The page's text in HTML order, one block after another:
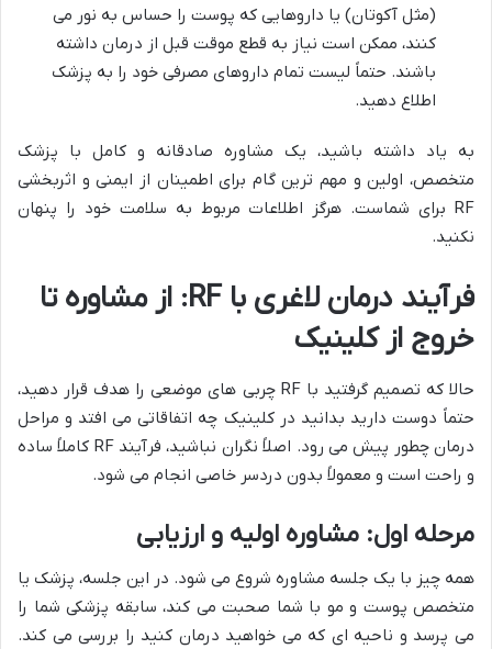
(مثل آکوتان) یا داروهایی که پوست را حساس به نور می
کنند، ممکن است نیاز به قطع موقت قبل از درمان داشته
باشند. حتماً لیست تمام داروهای مصرفی خود را به پزشک
اطلاع دهید.
به یاد داشته باشید، یک مشاوره صادقانه و کامل با پزشک
متخصص، اولین و مهم ترین گام برای اطمینان از ایمنی و اثربخشی
RF برای شماست. هرگز اطلاعات مربوط به سلامت خود را پنهان
نکنید.
فرآیند درمان لاغری با RF: از مشاوره تا
خروج از کلینیک
حالا که تصمیم گرفتید با RF چربی های موضعی را هدف قرار دهید،
حتماً دوست دارید بدانید در کلینیک چه اتفاقاتی می افتد و مراحل
درمان چطور پیش می رود. اصلاً نگران نباشید، فرآیند RF کاملاً ساده
و راحت است و معمولاً بدون دردسر خاصی انجام می شود.
مرحله اول: مشاوره اولیه و ارزیابی
همه چیز با یک جلسه مشاوره شروع می شود. در این جلسه، پزشک یا
متخصص پوست و مو با شما صحبت می کند، سابقه پزشکی شما را
می پرسد و ناحیه ای که می خواهید درمان کنید را بررسی می کند.